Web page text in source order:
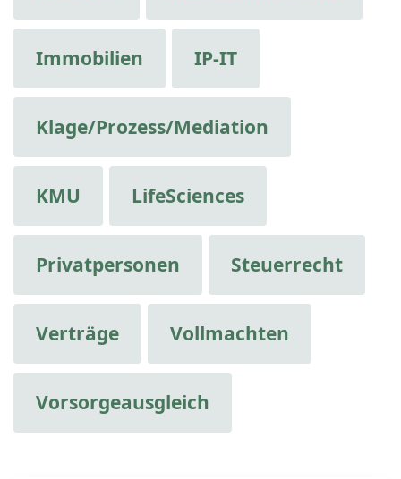
Immobilien IP-IT
Klage/Prozess/Mediation
KMU LifeSciences
Privatpersonen Steuerrecht
Verträge Vollmachten
Vorsorgeausgleich